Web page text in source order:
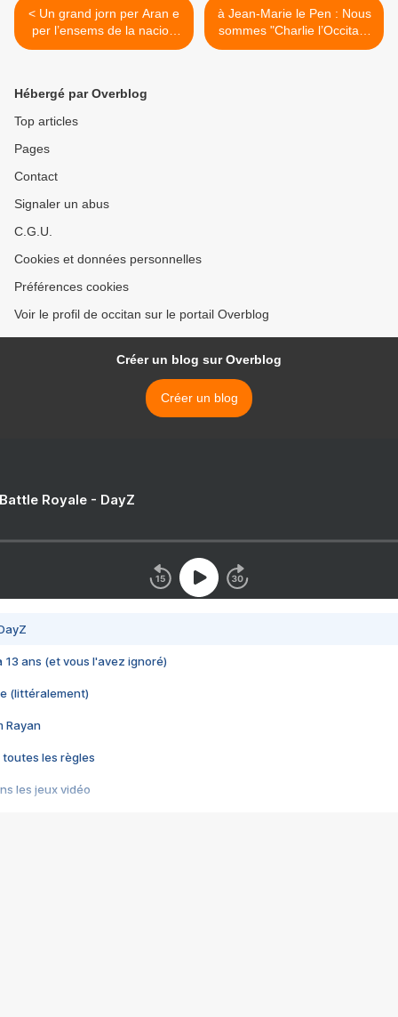
< Un grand jorn per Aran e
per l’ensems de la nacion
occitana
à Jean-Marie le Pen : Nous
sommes "Charlie l’Occitan"
>
Hébergé par Overblog
Top articles
Pages
Contact
Signaler un abus
C.G.U.
Cookies et données personnelles
Préférences cookies
Voir le profil de occitan sur le portail Overblog
Créer un blog sur Overblog
Créer un blog
Royale - DayZ
13 ans (et vous l'avez ignoré)
(littéralement)
Rayan
toutes les règles
les jeux vidéo